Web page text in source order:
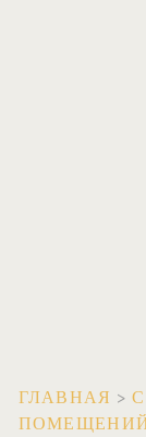
ГЛАВНАЯ >